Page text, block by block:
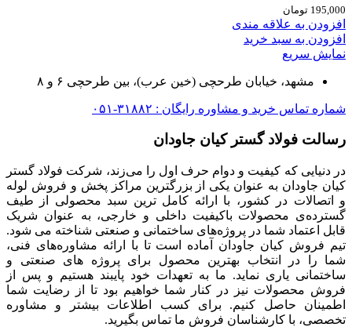
195,000 تومان
افزودن به علاقه مندی
افزودن به سبد خرید
نمایش سریع
مشهد، خیابان طرحچی (خین عرب)، بین طرحچی ۶ و ۸
شماره تماس خرید و مشاوره رایگان : ۳۱۸۸۲-۰۵۱
رسالت فولاد گستر کیان جاودان
در دنیایی که کیفیت و دوام حرف اول را می‌زند، شرکت فولاد گستر
کیان جاودان به عنوان یکی از بزرگترین مراکز پخش و فروش لوله
و اتصالات در کشور، با ارائه کامل ترین سبد محصولی از طیف
گسترده‌‌ی محصولات باکیفیت داخلی و خارجی، به عنوان شریک
قابل اعتماد شما در پروژه‌های ساختمانی و صنعتی شناخته می شود.
تیم فروش کیان جاودان آماده است تا با ارائه مشاوره‌های فنی،
شما را در انتخاب بهترین محصول برای پروژه های صنعتی و
ساختمانی یاری نماید. ما به تعهدات خود پایبند هستیم و پس از
فروش محصولات نیز در کنار شما خواهیم بود تا از رضایت شما
اطمینان حاصل کنیم. برای کسب اطلاعات بیشتر و مشاوره
تخصصی، با کارشناسان فروش ما تماس بگیرید.